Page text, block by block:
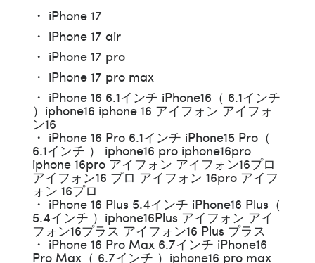
・ iPhone 17
・ iPhone 17 air
・ iPhone 17 pro
・ iPhone 17 pro max
・ iPhone 16 6.1インチ iPhone16（ 6.1インチ
）iphone16 iphone 16 アイフォン アイフォ
ン16
・ iPhone 16 Pro 6.1インチ iPhone15 Pro（
6.1インチ ） iphone16 pro iphone16pro
iphone 16pro アイフォン アイフォン16プロ
アイフォン16 プロ アイフォン 16pro アイフ
ォン 16プロ
・ iPhone 16 Plus 5.4インチ iPhone16 Plus（
5.4インチ ）iphone16Plus アイフォン アイ
フォン16プラス アイフォン16 Plus プラス
・ iPhone 16 Pro Max 6.7インチ iPhone16
Pro Max（ 6.7インチ ）iphone16 pro max